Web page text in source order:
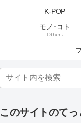
K-POP
モノ･コト
Others
このサイトのて